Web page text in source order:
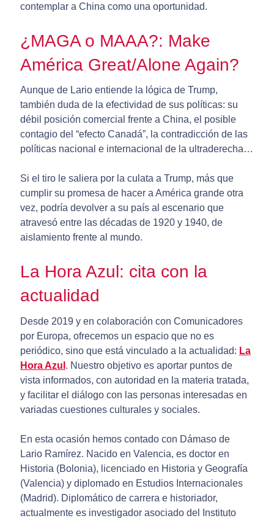
contemplar a China como una oportunidad.
¿MAGA o MAAA?: Make
América Great/Alone Again?
Aunque de Lario entiende la lógica de Trump,
también duda de la efectividad de sus políticas: su
débil posición comercial frente a China, el posible
contagio del “efecto Canadá”, la contradicción de las
políticas nacional e internacional de la ultraderecha…
Si el tiro le saliera por la culata a Trump, más que
cumplir su promesa de hacer a América grande otra
vez, podría devolver a su país al escenario que
atravesó entre las décadas de 1920 y 1940, de
aislamiento frente al mundo.
La Hora Azul: cita con la
actualidad
Desde 2019 y en colaboración con Comunicadores
por Europa, ofrecemos un espacio que no es
periódico, sino que está vinculado a la actualidad: La
Hora Azul . Nuestro objetivo es aportar puntos de
vista informados, con autoridad en la materia tratada,
y facilitar el diálogo con las personas interesadas en
variadas cuestiones culturales y sociales.
En esta ocasión hemos contado con Dámaso de
Lario Ramírez. Nacido en Valencia, es doctor en
Historia (Bolonia), licenciado en Historia y Geografía
(Valencia) y diplomado en Estudios Internacionales
(Madrid). Diplomático de carrera e historiador,
actualmente es investigador asociado del Instituto